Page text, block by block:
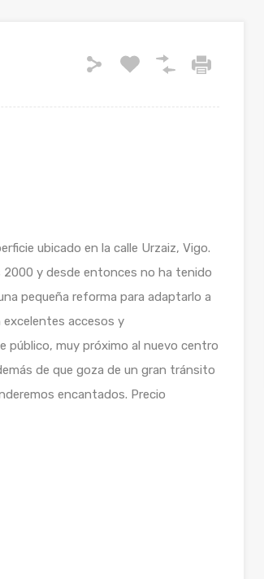
ubicado en la calle Urzaiz, Vigo.
2000 y desde entonces no ha tenido
pequeña reforma para adaptarlo a
excelentes accesos y
muy próximo al nuevo centro
de que goza de un gran tránsito
encantados. Precio